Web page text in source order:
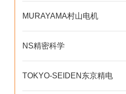
MURAYAMA村山电机
NS精密科学
TOKYO-SEIDEN东京精电